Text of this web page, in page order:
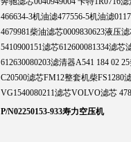
466634-3机油滤477556-5机油滤
4679981柴油滤芯0009830623液压
5410900151滤芯612600081334滤芯
612630080203滤清器A541 184 02
C20500滤芯FM12整套机柴FS1280
VG1540080211滤芯VOLVO滤芯
P/N02250153-933寿力空压机